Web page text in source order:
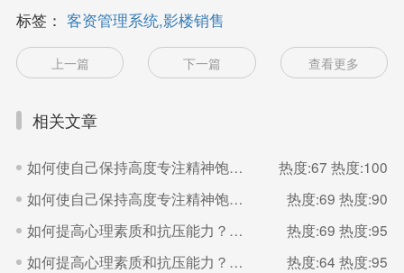
标签： 客资管理系统,影楼销售
上一篇 下一篇 查看更多
相关文章
如何使自己保持高度专注精神饱满的状态？（二） 热度:67 热度:100
如何使自己保持高度专注精神饱满的状态？（一）
热度:69 热度:90
如何提高心理素质和抗压能力？（二）
热度:69 热度:95
如何提高心理素质和抗压能力？（一）
热度:64 热度:95